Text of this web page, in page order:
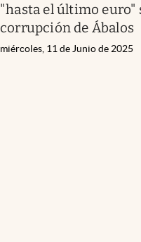
"hasta el último euro"
corrupción de Ábalos
miércoles, 11 de Junio de 2025